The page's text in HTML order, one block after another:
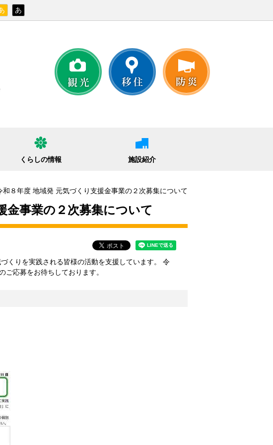
あ
くらしの情報 施設紹介
和８年度 地域発 元気づくり支援金事業の２次募集について
金事業の２次募集について
くりを実践される皆様の活動を支援しています。 令
応募をお待ちしております。